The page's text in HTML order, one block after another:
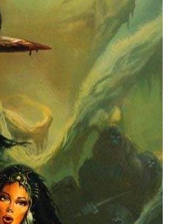
(СМИ) /// ГЛАВНЫЕ